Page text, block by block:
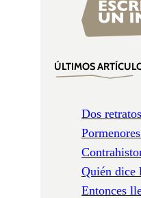
ÚLTIMOS
Dos
Quién dice
Entonces